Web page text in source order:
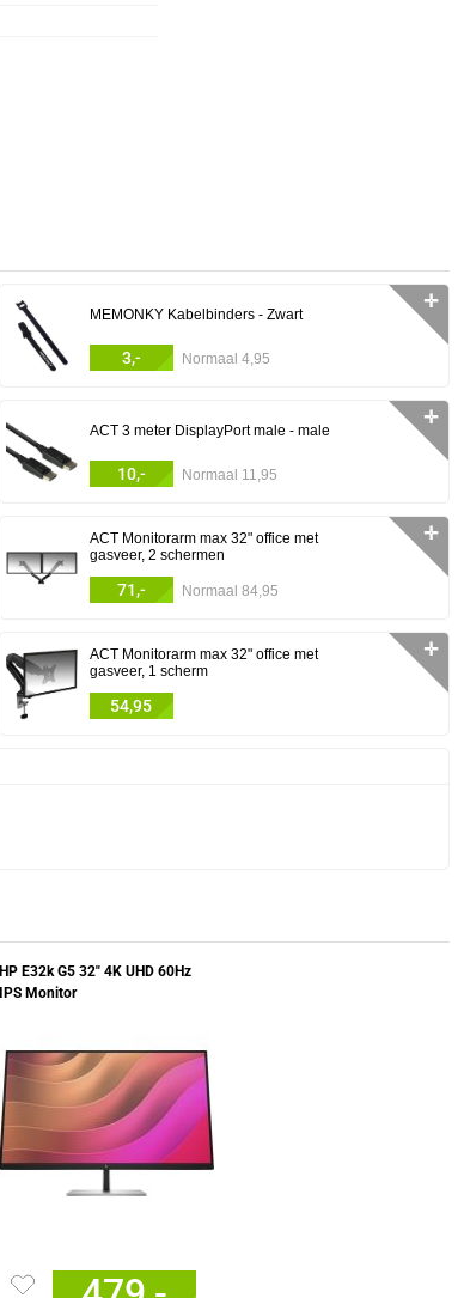
MEMONKY Kabelbinders - Zwart
3,- Normaal 4,95
✛
ACT 3 meter DisplayPort male - male
10,- Normaal 11,95
✛
ACT Monitorarm max 32" office met
gasveer, 2 schermen
71,- Normaal 84,95
✛
ACT Monitorarm max 32" office met
gasveer, 1 scherm
54,95
✛
HP E32k G5 32" 4K UHD 60Hz
IPS Monitor